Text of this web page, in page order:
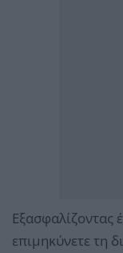
Εξασφαλίζοντας
επιμηκύνετε τη